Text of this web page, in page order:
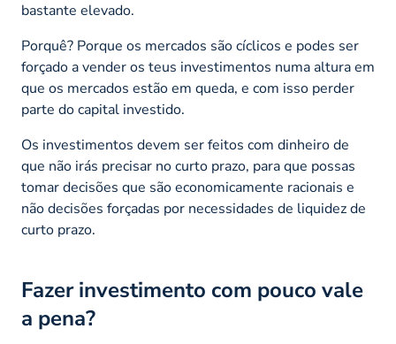
bastante elevado.
Porquê? Porque os mercados são cíclicos e podes ser
forçado a vender os teus investimentos numa altura em
que os mercados estão em queda, e com isso perder
parte do capital investido.
Os investimentos devem ser feitos com dinheiro de
que não irás precisar no curto prazo, para que possas
tomar decisões que são economicamente racionais e
não decisões forçadas por necessidades de liquidez de
curto prazo.
Fazer investimento com pouco vale
a pena?